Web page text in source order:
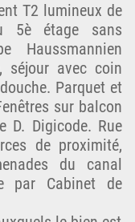
T2 lumineux de
5è étage sans
Haussmannien
séjour avec coin
Parquet et
sur balcon
D. Digicode. Rue
de proximité,
du canal
par Cabinet de